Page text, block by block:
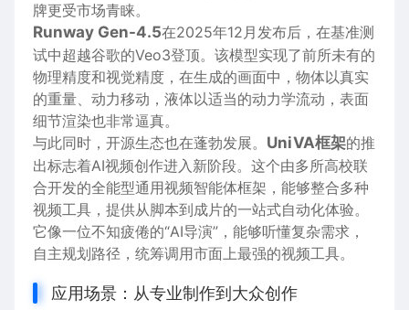
牌更受市场青睐。
Runway Gen-4.5在2025年12月发布后，在基准测
试中超越谷歌的Veo3登顶。该模型实现了前所未有的
物理精度和视觉精度，在生成的画面中，物体以真实
的重量、动力移动，液体以适当的动力学流动，表面
细节渲染也非常逼真。
与此同时，开源生态也在蓬勃发展。 UniVA框架的推
出标志着AI视频创作进入新阶段。这个由多所高校联
合开发的全能型通用视频智能体框架，能够整合多种
视频工具，提供从脚本到成片的一站式自动化体验。
它像一位不知疲倦的“AI导演”，能够听懂复杂需求，
自主规划路径，统筹调用市面上最强的视频工具。
应用场景：从专业制作到大众创作